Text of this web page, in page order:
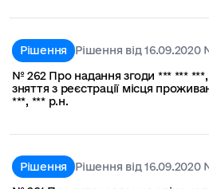
Рішення
Рішення від 16.09.2020
№ 262 Про надання згоди *** ***
зняття з реєстрації місця
***, *** р.н.
Рішення
Рішення від 16.09.2020